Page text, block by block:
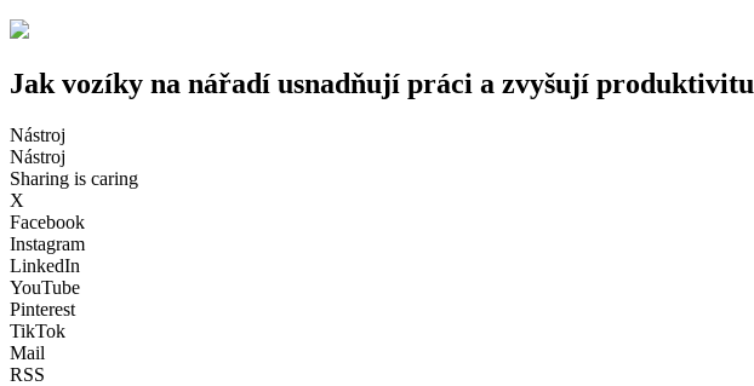
Jak vozíky na nářadí usnadňují práci a zvyšují produktivitu
Nástroj
Nástroj
Sharing is caring
X
Facebook
Instagram
LinkedIn
YouTube
Pinterest
TikTok
Mail
RSS